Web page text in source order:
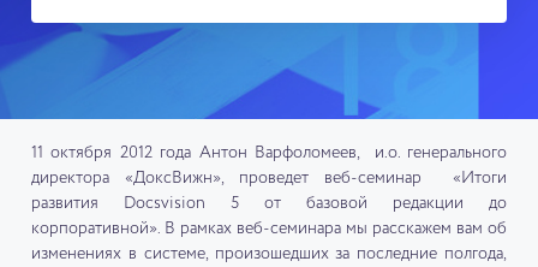
11 октября 2012 года Антон Варфоломеев, и.о. генерального
директора «ДоксВижн», проведет веб-семинар «Итоги
развития Docsvision 5 от базовой редакции до
корпоративной». В рамках веб-семинара мы расскажем вам об
изменениях в системе, произошедших за последние полгода,